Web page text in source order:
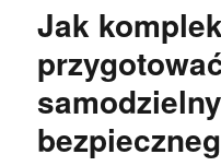
Jak